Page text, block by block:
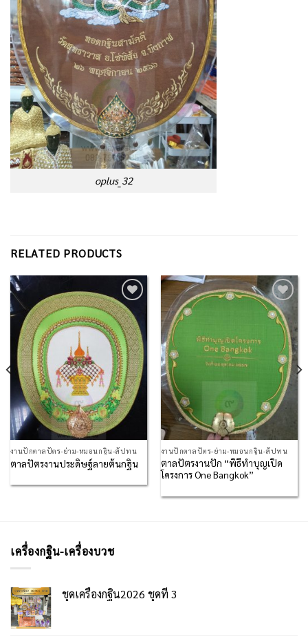
oplus_32
RELATED PRODUCTS
Add to
Wishlist
งานปักตาลปัตร-ย่าม-หมอนกฐิน-สัปทน
ตาลปัตรงานประดิษฐ์ลายต้นกฐิน
Add to
Wishlist
งานปักตาลปัตร-ย่าม-หมอนกฐิน-สัปทน
ตาลปัตรงานปัก “พิธีทำบุญเปิด
โครงการ One Bangkok”
เครื่องกฐิน-เครื่องบวช
ชุดเครื่องกฐิน2026 ชุดที่ 3